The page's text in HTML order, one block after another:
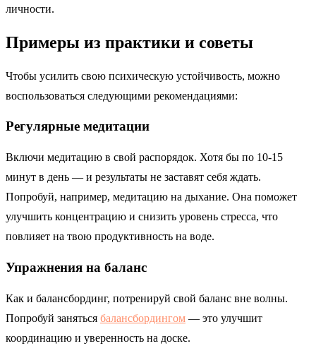
личности.
Примеры из практики и советы
Чтобы усилить свою психическую устойчивость, можно
воспользоваться следующими рекомендациями:
Регулярные медитации
Включи медитацию в свой распорядок. Хотя бы по 10-15
минут в день — и результаты не заставят себя ждать.
Попробуй, например, медитацию на дыхание. Она поможет
улучшить концентрацию и снизить уровень стресса, что
повлияет на твою продуктивность на воде.
Упражнения на баланс
Как и балансбординг, потренируй свой баланс вне волны.
Попробуй заняться балансбордингом — это улучшит
координацию и уверенность на доске.